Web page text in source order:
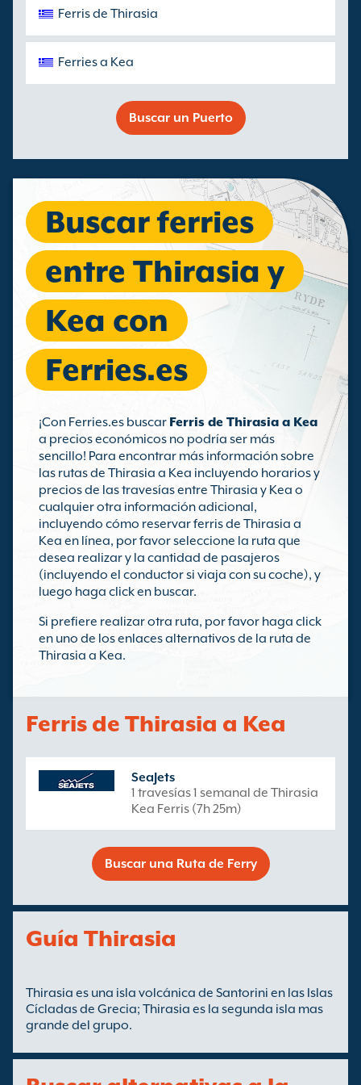
Ferris de Thirasia
Ferries a Kea
Buscar un Puerto
Buscar ferries
entre Thirasia y
Kea con
Ferries.es
¡Con Ferries.es buscar Ferris de Thirasia a Kea
a precios económicos no podría ser más
sencillo! Para encontrar más información sobre
las rutas de Thirasia a Kea incluyendo horarios y
precios de las travesías entre Thirasia y Kea o
cualquier otra información adicional,
incluyendo cómo reservar ferris de Thirasia a
Kea en línea, por favor seleccione la ruta que
desea realizar y la cantidad de pasajeros
(incluyendo el conductor si viaja con su coche), y
luego haga click en buscar.
Si prefiere realizar otra ruta, por favor haga click
en uno de los enlaces alternativos de la ruta de
Thirasia a Kea.
Ferris de Thirasia a Kea
SeaJets
1 travesías 1 semanal de Thirasia
Kea Ferris (7h 25m)
Buscar una Ruta de Ferry
Guía Thirasia
Thirasia es una isla volcánica de Santorini en las Islas
Cícladas de Grecia; Thirasia es la segunda isla mas
grande del grupo.